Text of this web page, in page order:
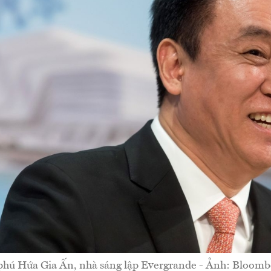
Hứa Gia Ấn, nhà sáng lập Evergrande - Ảnh: